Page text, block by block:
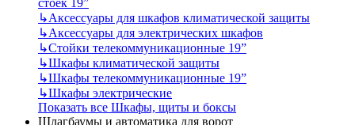
стоек 19”
↳Аксессуары для шкафов климатической защиты
↳Аксессуары для электрических шкафов
↳Стойки телекоммуникационные 19”
↳Шкафы климатической защиты
↳Шкафы телекоммуникационные 19”
↳Шкафы электрические
Показать все Шкафы, щиты и боксы
Шлагбаумы и автоматика для ворот